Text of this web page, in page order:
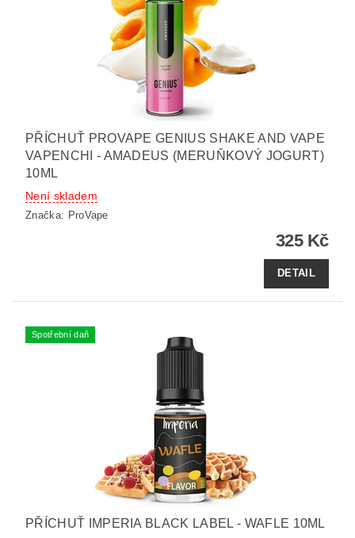
PŘÍCHUŤ PROVAPE GENIUS SHAKE AND VAPE
VAPENCHI - AMADEUS (MERUŇKOVÝ JOGURT)
10ML
Není skladem
Značka: ProVape
325 Kč
DETAIL
Spotřební daň
PŘÍCHUŤ IMPERIA BLACK LABEL - WAFLE 10ML